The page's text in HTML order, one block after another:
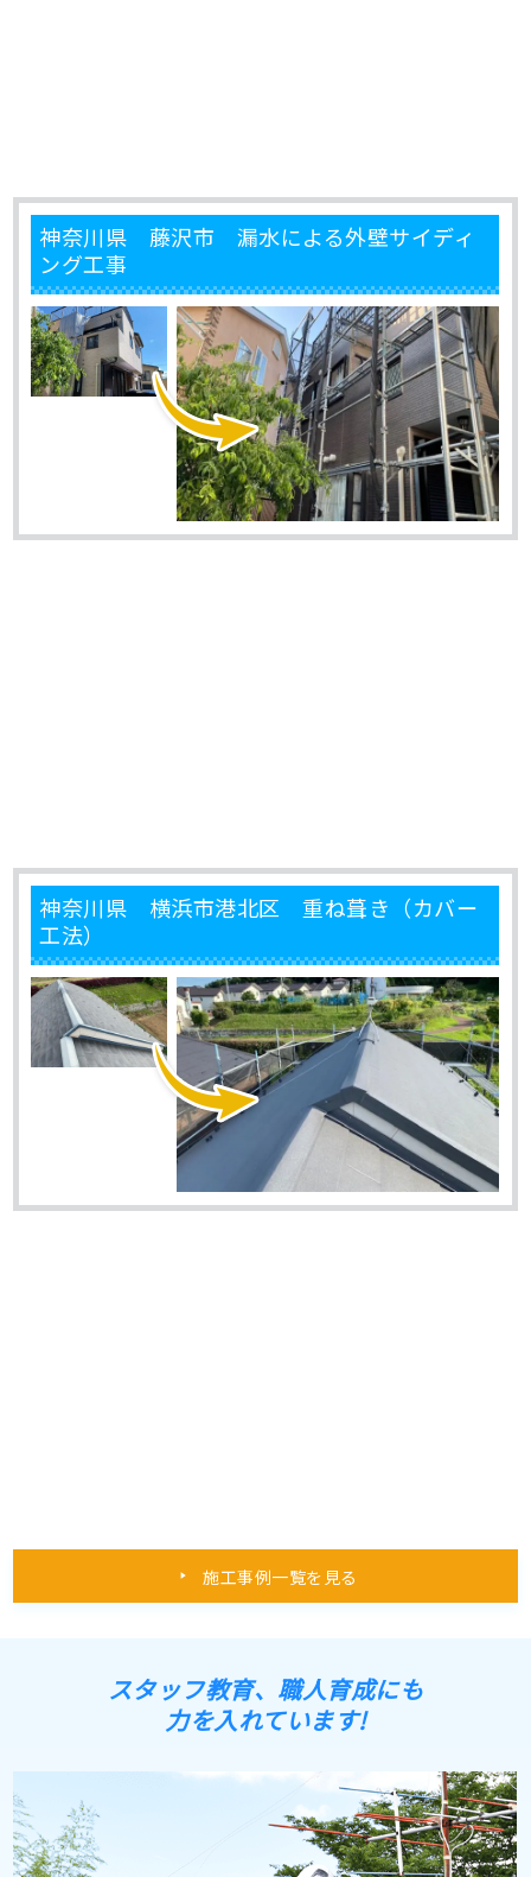
神奈川県 藤沢市 漏水による外壁サイディ
ング工事
神奈川県 横浜市港北区 重ね葺き（カバー
工法）
施工事例一覧を見る
スタッフ教育、職人育成にも
力を入れています!